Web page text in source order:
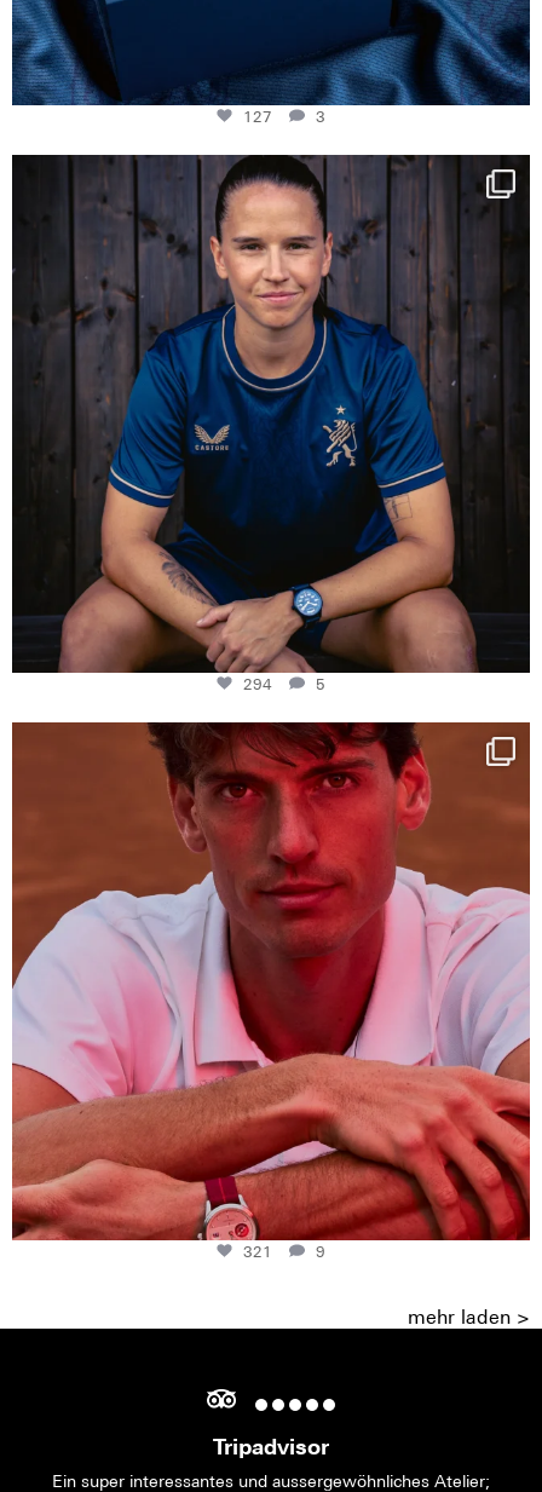
127 3
NIE USENAND GAH
Some anniversaries
294
5
294 5
One last dance at home
This week at...
321
9
321 9
mehr laden >
Tripadvisor
Ein super interessantes und aussergewöhnliches Atelier;